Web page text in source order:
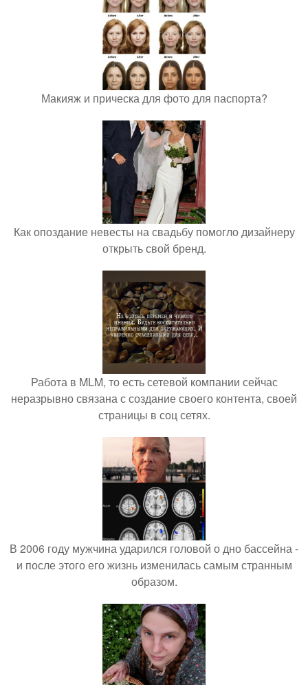
Макияж и прическа для фото для паспорта?
Как опоздание невесты на свадьбу помогло дизайнеру
открыть свой бренд.
Работа в MLM, то есть сетевой компании сейчас
неразрывно связана с создание своего контента, своей
страницы в соц сетях.
В 2006 году мужчина ударился головой о дно бассейна -
и после этого его жизнь изменилась самым странным
образом.